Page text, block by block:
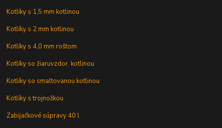
Kotlíky s 1,5 mm kotlinou
Kotlíky s 2 mm kotlinou
Kotlíky s 4,0 mm roštom
Kotlíky so žiaruvzdor. kotlinou
Kotlíky so smaltovanou kotlinou
Kotlíky s trojnožkou
Zabijačkové súpravy 40 l